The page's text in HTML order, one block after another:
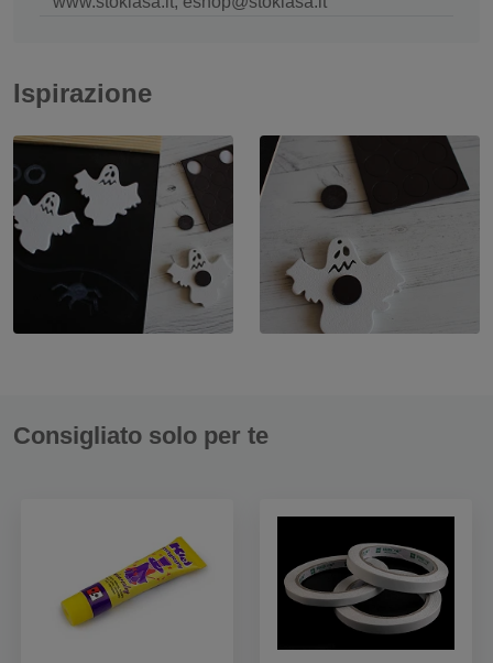
Ispirazione
Consigliato solo per te